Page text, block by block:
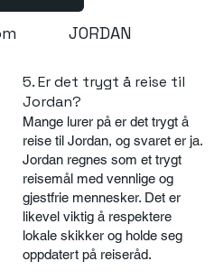
5. Er det trygt å reise til
Jordan?
Mange lurer på er det trygt å
reise til Jordan, og svaret er ja.
Jordan regnes som et trygt
reisemål med vennlige og
gjestfrie mennesker. Det er
likevel viktig å respektere
lokale skikker og holde seg
oppdatert på reiseråd.
JORDAN